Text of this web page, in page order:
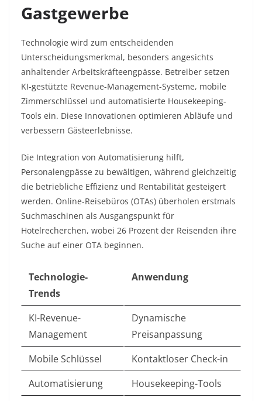
Gastgewerbe
Technologie wird zum entscheidenden
Unterscheidungsmerkmal, besonders angesichts
anhaltender Arbeitskräfteengpässe. Betreiber setzen
KI-gestützte Revenue-Management-Systeme, mobile
Zimmerschlüssel und automatisierte Housekeeping-
Tools ein. Diese Innovationen optimieren Abläufe und
verbessern Gästeerlebnisse.​
Die Integration von Automatisierung hilft,
Personalengpässe zu bewältigen, während gleichzeitig
die betriebliche Effizienz und Rentabilität gesteigert
werden. Online-Reisebüros (OTAs) überholen erstmals
Suchmaschinen als Ausgangspunkt für
Hotelrecherchen, wobei 26 Prozent der Reisenden ihre
Suche auf einer OTA beginnen.​
Technologie-
Trends
Anwendung
KI-Revenue-
Management
Dynamische
Preisanpassung
Mobile Schlüssel
Kontaktloser Check-in
Automatisierung
Housekeeping-Tools